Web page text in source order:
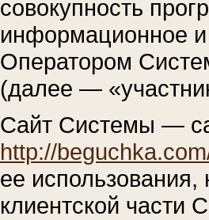
совокупность
информационное и
Оператором
(далее —
Сайт Системы —
http://
ее
клиентской части